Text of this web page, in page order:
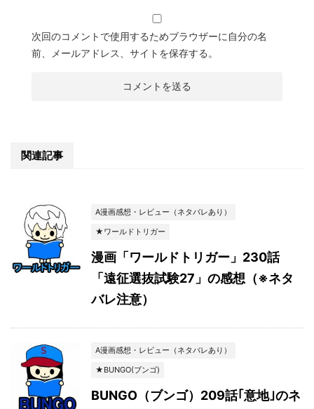
次回のコメントで使用するためブラウザーに自分の名
前、メールアドレス、サイトを保存する。
関連記事
A漫画感想・レビュー（ネタバレあり）
★ワールドトリガー
漫画「ワールドトリガー」230話
「遠征選抜試験27」の感想（※ネタ
バレ注意）
A漫画感想・レビュー（ネタバレあり）
★BUNGO(ブンゴ)
BUNGO（ブンゴ）209話｢意地｣のネ